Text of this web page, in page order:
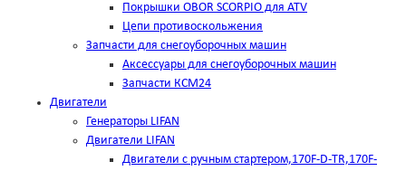
Покрышки OBOR SCORPIO для ATV
Цепи противоскольжения
Запчасти для снегоуборочных машин
Аксессуары для снегоуборочных машин
Запчасти КСМ24
Двигатели
Генераторы LIFAN
Двигатели LIFAN
Двигатели с ручным стартером,170F-D-TR,170F-